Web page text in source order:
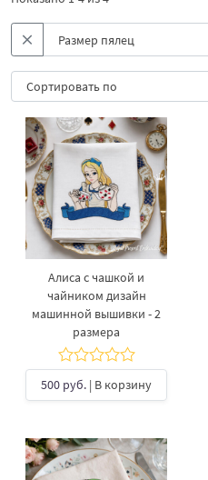
Алиса с чашкой и
чайником дизайн
машинной вышивки - 2
размера
500 руб. | В корзину